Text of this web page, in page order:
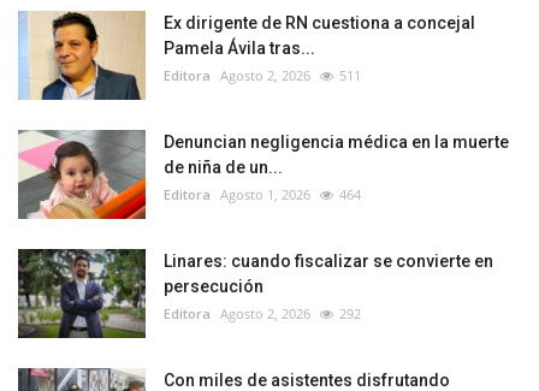
Ex dirigente de RN cuestiona a concejal
Pamela Ávila tras...
Editora Agosto 2, 2026 511
Denuncian negligencia médica en la muerte
de niña de un...
Editora Agosto 1, 2026 464
Linares: cuando fiscalizar se convierte en
persecución
Editora Agosto 2, 2026 292
Con miles de asistentes disfrutando